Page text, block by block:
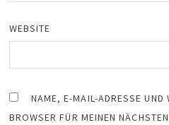
WEBSITE
NAME, E-MAIL-ADRESSE UND
BROWSER FÜR MEINEN